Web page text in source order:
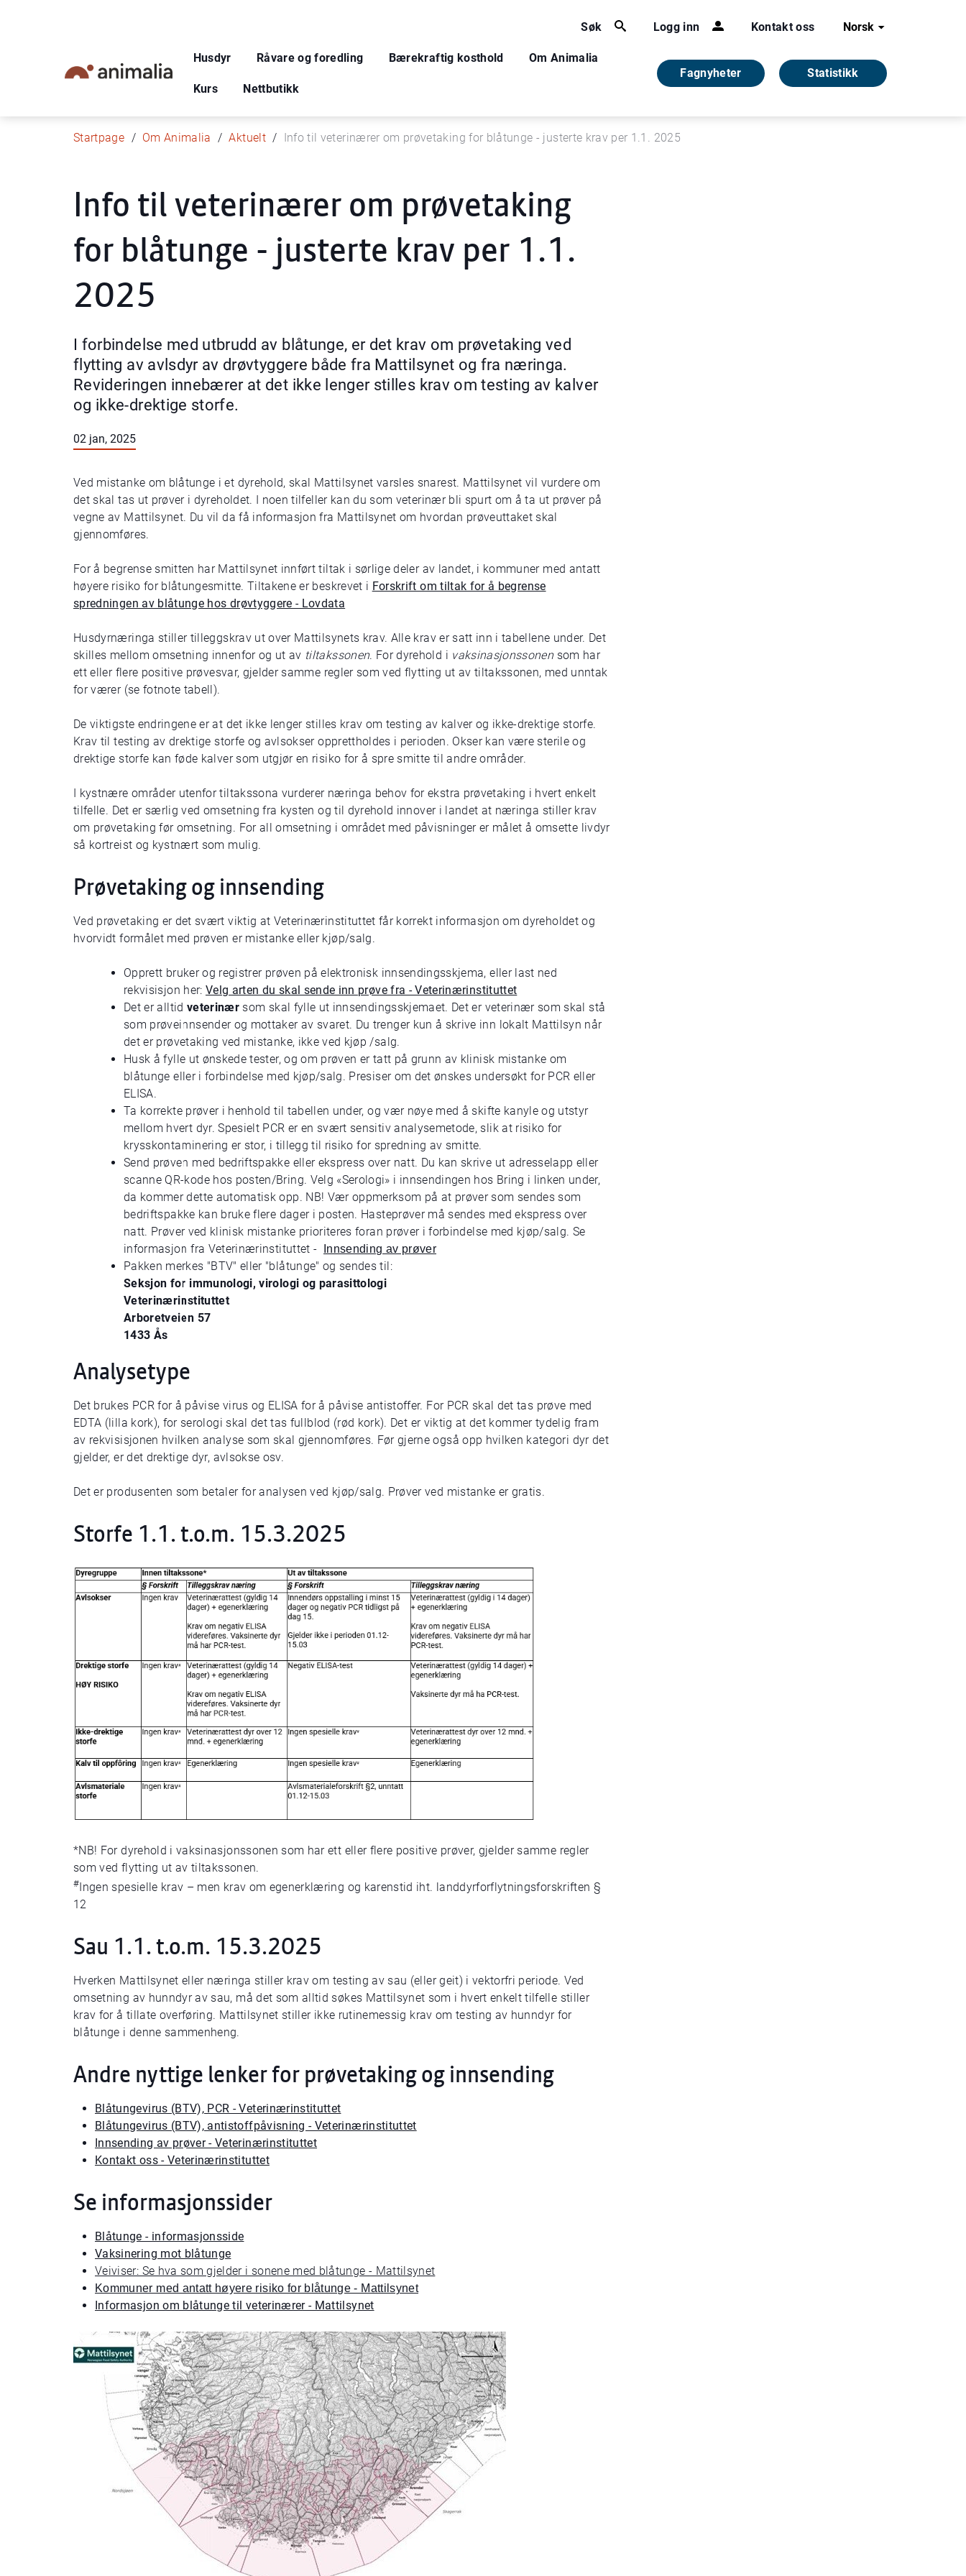
Søk Logg inn Kontakt oss Norsk
Husdyr Råvare og foredling Bærekraftig kosthold Om Animalia
Kurs Nettbutikk
Fagnyheter Statistikk
Startpage Om Animalia Aktuelt Info til veterinærer om prøvetaking for blåtunge - justerte krav per 1.1. 2025
Info til veterinærer om prøvetaking
for blåtunge - justerte krav per 1.1.
2025
I forbindelse med utbrudd av blåtunge, er det krav om prøvetaking ved
flytting av avlsdyr av drøvtyggere både fra Mattilsynet og fra næringa.
Revideringen innebærer at det ikke lenger stilles krav om testing av kalver
og ikke-drektige storfe.
02 jan, 2025
Ved mistanke om blåtunge i et dyrehold, skal Mattilsynet varsles snarest. Mattilsynet vil vurdere om
det skal tas ut prøver i dyreholdet. I noen tilfeller kan du som veterinær bli spurt om å ta ut prøver på
vegne av Mattilsynet. Du vil da få informasjon fra Mattilsynet om hvordan prøveuttaket skal
gjennomføres.
For å begrense smitten har Mattilsynet innført tiltak i sørlige deler av landet, i kommuner med antatt
høyere risiko for blåtungesmitte. Tiltakene er beskrevet i Forskrift om tiltak for å begrense
spredningen av blåtunge hos drøvtyggere - Lovdata
Husdyrnæringa stiller tilleggskrav ut over Mattilsynets krav. Alle krav er satt inn i tabellene under. Det
skilles mellom omsetning innenfor og ut av tiltakssonen. For dyrehold i vaksinasjonssonen som har
ett eller flere positive prøvesvar, gjelder samme regler som ved flytting ut av tiltakssonen, med unntak
for værer (se fotnote tabell).
De viktigste endringene er at det ikke lenger stilles krav om testing av kalver og ikke-drektige storfe.
Krav til testing av drektige storfe og avlsokser opprettholdes i perioden. Okser kan være sterile og
drektige storfe kan føde kalver som utgjør en risiko for å spre smitte til andre områder.
I kystnære områder utenfor tiltakssona vurderer næringa behov for ekstra prøvetaking i hvert enkelt
tilfelle. Det er særlig ved omsetning fra kysten og til dyrehold innover i landet at næringa stiller krav
om prøvetaking før omsetning. For all omsetning i området med påvisninger er målet å omsette livdyr
så kortreist og kystnært som mulig.
Prøvetaking og innsending
Ved prøvetaking er det svært viktig at Veterinærinstituttet får korrekt informasjon om dyreholdet og
hvorvidt formålet med prøven er mistanke eller kjøp/salg.
Opprett bruker og registrer prøven på elektronisk innsendingsskjema, eller last ned
rekvisisjon her: Velg arten du skal sende inn prøve fra - Veterinærinstituttet
Det er alltid veterinær som skal fylle ut innsendingsskjemaet. Det er veterinær som skal stå
som prøveinnsender og mottaker av svaret. Du trenger kun å skrive inn lokalt Mattilsyn når
det er prøvetaking ved mistanke, ikke ved kjøp /salg.
Husk å fylle ut ønskede tester, og om prøven er tatt på grunn av klinisk mistanke om
blåtunge eller i forbindelse med kjøp/salg. Presiser om det ønskes undersøkt for PCR eller
ELISA.
Ta korrekte prøver i henhold til tabellen under, og vær nøye med å skifte kanyle og utstyr
mellom hvert dyr. Spesielt PCR er en svært sensitiv analysemetode, slik at risiko for
krysskontaminering er stor, i tillegg til risiko for spredning av smitte.
Send prøven med bedriftspakke eller ekspress over natt. Du kan skrive ut adresselapp eller
scanne QR-kode hos posten/Bring. Velg «Serologi» i innsendingen hos Bring i linken under,
da kommer dette automatisk opp. NB! Vær oppmerksom på at prøver som sendes som
bedriftspakke kan bruke flere dager i posten. Hasteprøver må sendes med ekspress over
natt. Prøver ved klinisk mistanke prioriteres foran prøver i forbindelse med kjøp/salg. Se
informasjon fra Veterinærinstituttet -
Innsending av prøver
Pakken merkes "BTV" eller "blåtunge" og sendes til:
Seksjon for immunologi, virologi og parasittologi
Veterinærinstituttet
Arboretveien 57
1433 Ås
Analysetype
Det brukes PCR for å påvise virus og ELISA for å påvise antistoffer. For PCR skal det tas prøve med
EDTA (lilla kork), for serologi skal det tas fullblod (rød kork). Det er viktig at det kommer tydelig fram
av rekvisisjonen hvilken analyse som skal gjennomføres. Før gjerne også opp hvilken kategori dyr det
gjelder, er det drektige dyr, avlsokse osv.
Det er produsenten som betaler for analysen ved kjøp/salg. Prøver ved mistanke er gratis.
Storfe 1.1. t.o.m. 15.3.2025
*NB! For dyrehold i vaksinasjonssonen som har ett eller flere positive prøver, gjelder samme regler
som ved flytting ut av tiltakssonen.
# Ingen spesielle krav – men krav om egenerklæring og karenstid iht. landdyrforflytningsforskriften §
12
Sau 1.1. t.o.m. 15.3.2025
Hverken Mattilsynet eller næringa stiller krav om testing av sau (eller geit) i vektorfri periode. Ved
omsetning av hunndyr av sau, må det som alltid søkes Mattilsynet som i hvert enkelt tilfelle stiller
krav for å tillate overføring. Mattilsynet stiller ikke rutinemessig krav om testing av hunndyr for
blåtunge i denne sammenheng.
Andre nyttige lenker for prøvetaking og innsending
Blåtungevirus (BTV), PCR - Veterinærinstituttet
Blåtungevirus (BTV), antistoffpåvisning - Veterinærinstituttet
Innsending av prøver - Veterinærinstituttet
Kontakt oss - Veterinærinstituttet
Se informasjonssider
Blåtunge - informasjonsside
Vaksinering mot blåtunge
Veiviser: Se hva som gjelder i sonene med blåtunge - Mattilsynet
Kommuner med antatt høyere risiko for blåtunge - Mattilsynet
Informasjon om blåtunge til veterinærer - Mattilsynet